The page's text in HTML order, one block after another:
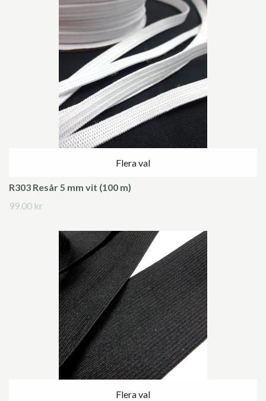
Flera val
R303 Resår 5 mm vit (100 m)
99.00 kr
Flera val